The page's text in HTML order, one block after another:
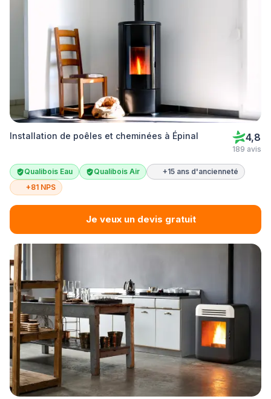
Installation de poêles et cheminées à Épinal 4,8
189 avis
Qualibois Eau Qualibois Air
+15 ans d'ancienneté
+81 NPS
Je veux un devis gratuit